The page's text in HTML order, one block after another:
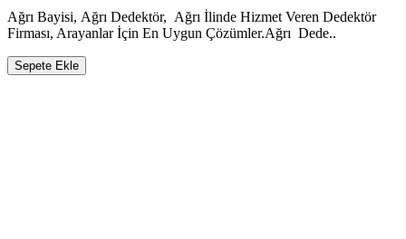
Ağrı Bayisi, Ağrı Dedektör, Ağrı İlinde Hizmet Veren Dedektör
Firması, Arayanlar İçin En Uygun Çözümler.Ağrı Dede..
Sepete Ekle